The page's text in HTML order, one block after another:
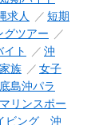
求人
短期
グツアー
イト
沖
家族
女子
島沖パラ
リンスポー
ビング 沖